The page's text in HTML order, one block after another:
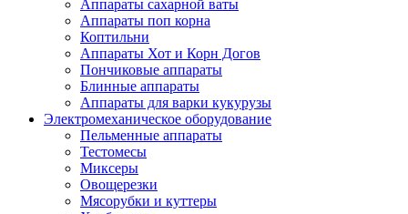
Аппараты сахарной ваты
Аппараты поп корна
Коптильни
Аппараты Хот и Корн Догов
Пончиковые аппараты
Блинные аппараты
Аппараты для варки кукурузы
Электромеханическое оборудование
Пельменные аппараты
Тестомесы
Миксеры
Овощерезки
Мясорубки и куттеры